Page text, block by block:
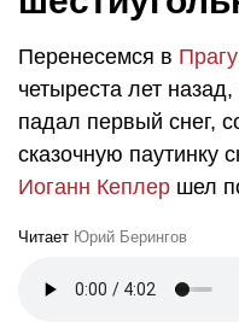
Перенесемся в Прагу
четыреста лет
падал первый снег,
сказочную паутинку
Иоганн Кеплер шел
Читает Юрий Берингов